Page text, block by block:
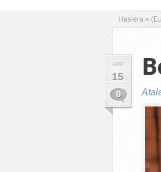
Hasiera »
ABE
15
0